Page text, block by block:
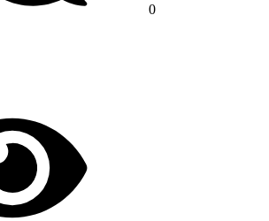
0